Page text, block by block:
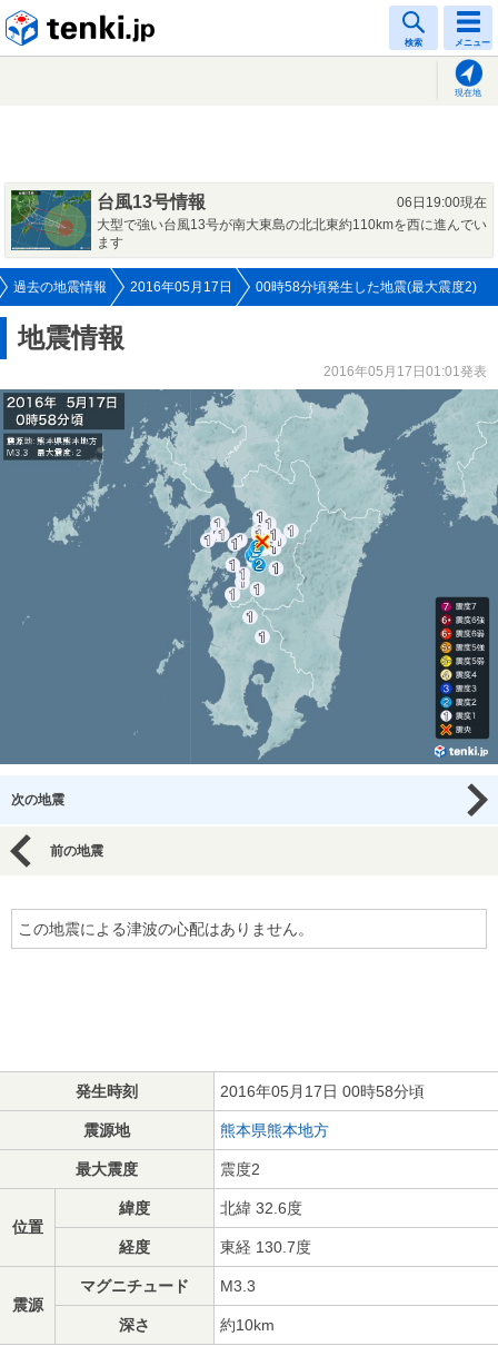
検索 メニュー
現在地
台風13号情報
06日19:00現在
大型で強い台風13号が南大東島の北北東約110kmを西に進んでい
ます
過去の地震情報 2016年05月17日 00時58分頃発生した地震(最大震度2)
地震情報
2016年05月17日01:01発表
次の地震
前の地震
この地震による津波の心配はありません。
発生時刻 2016年05月17日 00時58分頃
震源地 熊本県熊本地方
最大震度 震度2
位置
緯度 北緯 32.6度
経度 東経 130.7度
震源
マグニチュード M3.3
深さ 約10km